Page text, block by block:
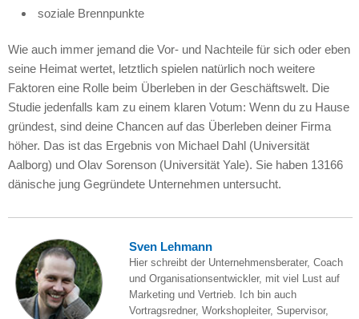
soziale Brennpunkte
Wie auch immer jemand die Vor- und Nachteile für sich oder eben
seine Heimat wertet, letztlich spielen natürlich noch weitere
Faktoren eine Rolle beim Überleben in der Geschäftswelt. Die
Studie jedenfalls kam zu einem klaren Votum: Wenn du zu Hause
gründest, sind deine Chancen auf das Überleben deiner Firma
höher. Das ist das Ergebnis von Michael Dahl (Universität
Aalborg) und Olav Sorenson (Universität Yale). Sie haben 13166
dänische jung Gegründete Unternehmen untersucht.
Sven Lehmann
Hier schreibt der Unternehmensberater, Coach
und Organisationsentwickler, mit viel Lust auf
Marketing und Vertrieb. Ich bin auch
Vortragsredner, Workshopleiter, Supervisor,